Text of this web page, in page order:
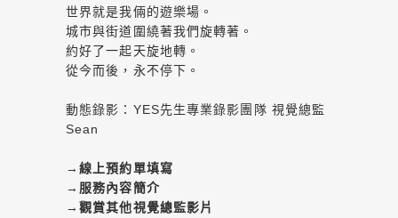
世界就是我倆的遊樂場。
城市與街道圍繞著我們旋轉著。
約好了一起天旋地轉。
從今而後，永不停下。
動態錄影：YES先生專業錄影團隊 視覺總監
Sean
→線上預約單填寫
→ 服務內容簡介
→觀賞其他視覺總監影片